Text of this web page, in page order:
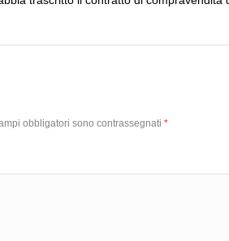
obbligatori sono contrassegnati*